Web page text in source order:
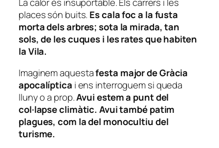
places són buits. Es cala foc a la fusta
morta dels arbres; sota la mirada, tan
sols, de les cuques i les rates que habiten
la Vila.
Imaginem aquestafesta major de Gràcia
apocalíptica i ens interroguem si queda
lluny o a prop.Avui estem a punt del
col·lapse climàtic. Avui també patim
plagues, com la del monocultiu del
turisme.